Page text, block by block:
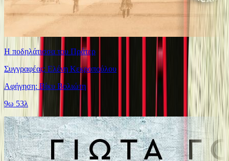
Η ποδηλάτισσα του Πράτερ
Συγγραφέας: Ελένη Κεκροπούλου
Αφήγηση: Βίκυ Βολιώτη
9ω 53λ